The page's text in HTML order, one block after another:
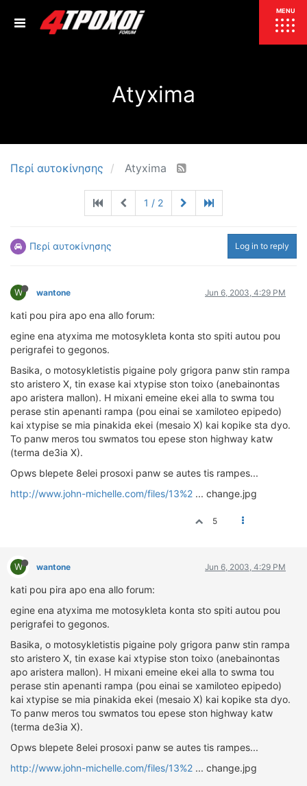
Atyxima
Περί αυτοκίνησης Atyxima
1 / 2
Περί αυτοκίνησης Log in to reply
W wantone Jun 6, 2003, 4:29 PM
kati pou pira apo ena allo forum:
egine ena atyxima me motosykleta konta sto spiti autou pou
perigrafei to gegonos.
Basika, o motosykletistis pigaine poly grigora panw stin rampa
sto aristero X, tin exase kai xtypise ston toixo (anebainontas
apo aristera mallon). H mixani emeine ekei alla to swma tou
perase stin apenanti rampa (pou einai se xamiloteo epipedo)
kai xtypise se mia pinakida ekei (mesaio X) kai kopike sta dyo.
To panw meros tou swmatos tou epese ston highway katw
(terma de3ia X).
Opws blepete 8elei prosoxi panw se autes tis rampes...
http://www.john-michelle.com/files/13%2 ... change.jpg
5
W wantone Jun 6, 2003, 4:29 PM
kati pou pira apo ena allo forum:
egine ena atyxima me motosykleta konta sto spiti autou pou
perigrafei to gegonos.
Basika, o motosykletistis pigaine poly grigora panw stin rampa
sto aristero X, tin exase kai xtypise ston toixo (anebainontas
apo aristera mallon). H mixani emeine ekei alla to swma tou
perase stin apenanti rampa (pou einai se xamiloteo epipedo)
kai xtypise se mia pinakida ekei (mesaio X) kai kopike sta dyo.
To panw meros tou swmatos tou epese ston highway katw
(terma de3ia X).
Opws blepete 8elei prosoxi panw se autes tis rampes...
http://www.john-michelle.com/files/13%2 ... change.jpg
ΣΥΓΚΡΙΤΙΚΕΣ ΔΟΚΙΜΕΣ
ΕΙΔΙΚΕΣ ΔΙΑΔΡΟΜΕΣ
ΟΔΟΙΠΟΡΙΚΑ
VIDEO
ΝΕΑ ΜΟΝΤΕΛΑ
ΑΓΩΝΕΣ
CANDID CAMERA
ΤΕΧΝΟΛΟΓΙΑ
ΛΕΞΙΚΟ
ΑΓΩΝΕΣ
FORMULA 1
WRC
ΔΙΕΘΝΕΙΣ ΑΓΩΝΕΣ
ΕΛΛΗΝΙΚΟΙ ΑΓΩΝΕΣ
ΤΙΜΕΣ
4T CLASSIC
ΜΟΝΤΕΛΑ
ΚΑΤΑΣΚΕΥΑΣΤΕΣ